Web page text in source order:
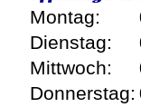
Montag:
Dienstag:
Mittwoch:
Donnerstag: